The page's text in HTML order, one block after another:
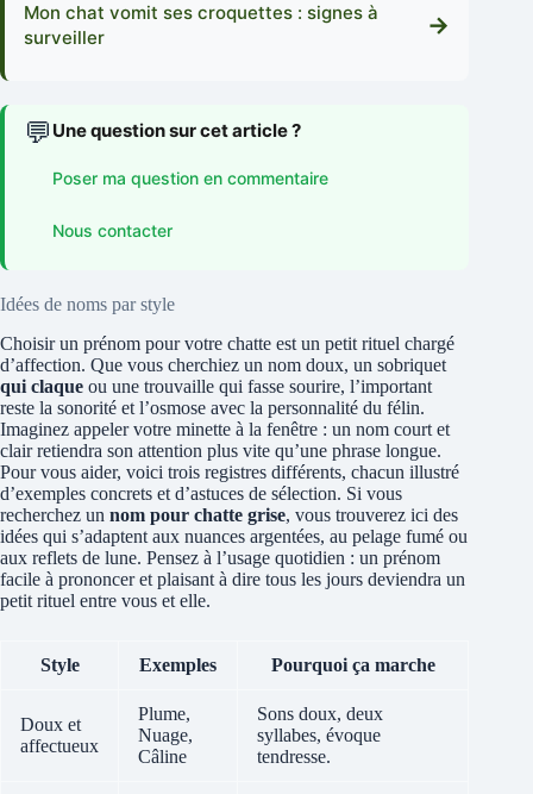
Mon chat vomit ses croquettes : signes à
surveiller
→
💬 Une question sur cet article ?
Poser ma question en commentaire
Nous contacter
Idées de noms par style
Choisir un prénom pour votre chatte est un petit rituel chargé
d’affection. Que vous cherchiez un nom doux, un sobriquet
qui claque ou une trouvaille qui fasse sourire, l’important
reste la sonorité et l’osmose avec la personnalité du félin.
Imaginez appeler votre minette à la fenêtre : un nom court et
clair retiendra son attention plus vite qu’une phrase longue.
Pour vous aider, voici trois registres différents, chacun illustré
d’exemples concrets et d’astuces de sélection. Si vous
recherchez un nom pour chatte grise, vous trouverez ici des
idées qui s’adaptent aux nuances argentées, au pelage fumé ou
aux reflets de lune. Pensez à l’usage quotidien : un prénom
facile à prononcer et plaisant à dire tous les jours deviendra un
petit rituel entre vous et elle.
Style Exemples Pourquoi ça marche
Doux et
affectueux
Plume,
Nuage,
Câline
Sons doux, deux
syllabes, évoque
tendresse.